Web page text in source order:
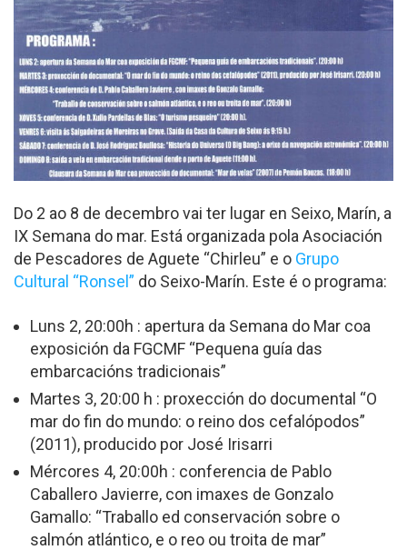
Do 2 ao 8 de decembro vai ter lugar en Seixo, Marín, a
IX Semana do mar. Está organizada pola Asociación
de Pescadores de Aguete “Chirleu” e o Grupo
Cultural “Ronsel” do Seixo-Marín. Este é o programa:
Luns 2, 20:00h : apertura da Semana do Mar coa
exposición da FGCMF “Pequena guía das
embarcacións tradicionais”
Martes 3, 20:00 h : proxección do documental “O
mar do fin do mundo: o reino dos cefalópodos”
(2011), producido por José Irisarri
Mércores 4, 20:00h : conferencia de Pablo
Caballero Javierre, con imaxes de Gonzalo
Gamallo: “Traballo ed conservación sobre o
salmón atlántico, e o reo ou troita de mar”